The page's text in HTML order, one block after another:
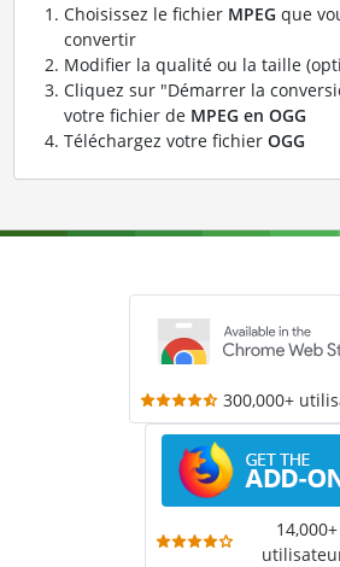
Choisissez le fichier MPEG que
convertir
Modifier la qualité ou la taille
Cliquez sur "Démarrer la
votre fichier de MPEG en OGG
Téléchargez votre fichier OGG
300,000+
14,000+